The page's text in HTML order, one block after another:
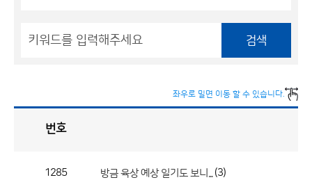
검색
좌우로 밀면 이동 할 수 있습니다.
번호
1285 방금 육상 예상 일기도 보니... (3)